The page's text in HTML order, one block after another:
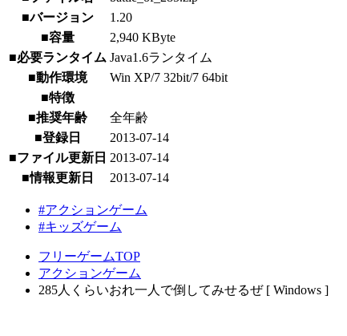
■バージョン
1.20
■容量
2,940 KByte
■必要ランタイム Java1.6ランタイム
■動作環境
Win XP/7 32bit/7 64bit
■特徴
■推奨年齢
全年齢
■登録日
2013-07-14
■ファイル更新日 2013-07-14
■情報更新日
2013-07-14
#アクションゲーム
#キッズゲーム
フリーゲームTOP
アクションゲーム
285人くらいおれ一人で倒してみせるぜ [ Windows ]